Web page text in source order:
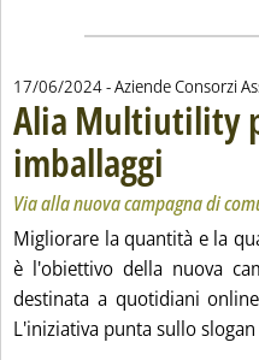
17/06/2024- Aziende Consorzi
Alia Multiutility
imballaggi . Sottotitolo:
. Pubblicata
Via alla nuova campagna di
Migliorare la quantità e la
è l'obiettivo della nuova
destinata a quotidiani
L'iniziativa punta sullo slogan